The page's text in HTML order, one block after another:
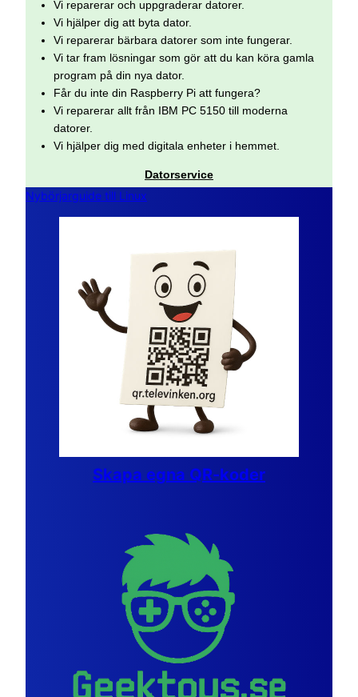
Vi reparerar och uppgraderar datorer.
Vi hjälper dig att byta dator.
Vi reparerar bärbara datorer som inte fungerar.
Vi tar fram lösningar som gör att du kan köra gamla
program på din nya dator.
Får du inte din Raspberry Pi att fungera?
Vi reparerar allt från IBM PC 5150 till moderna
datorer.
Vi hjälper dig med digitala enheter i hemmet.
Datorservice
Nybörjarguide till Linux
Skapa egna QR-koder